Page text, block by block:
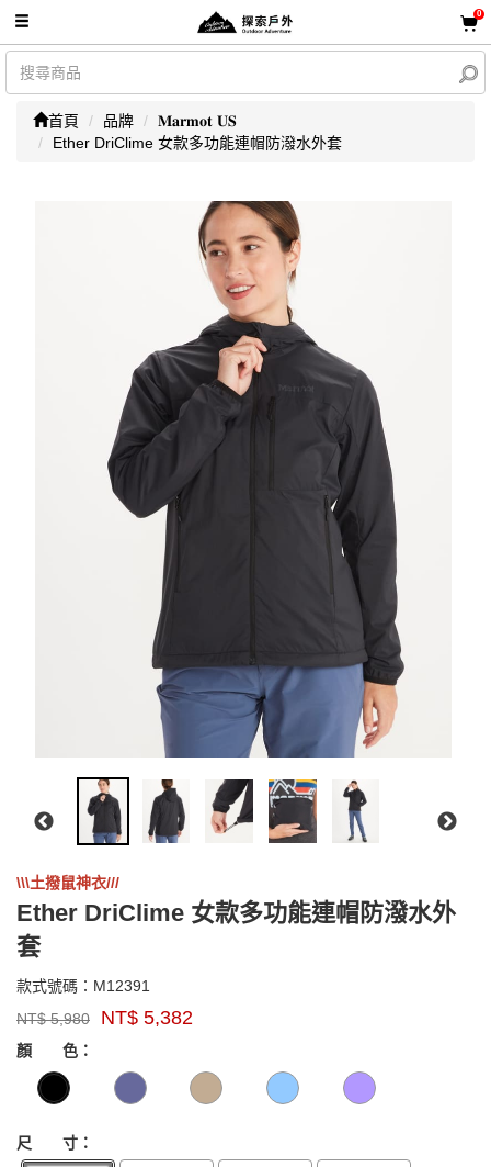
0
首頁 品牌
𝐌𝐚𝐫𝐦𝐨𝐭 𝐔𝐒
Ether DriClime 女款多功能連帽防潑水外套
\\\土撥鼠神衣///
Ether DriClime 女款多功能連帽防潑水外
套
款式號碼： M12391
牌：
Marmot
NT$5,980 NT$ 5,382
GOODS000000000000001974735
顏 色：
尺 寸：